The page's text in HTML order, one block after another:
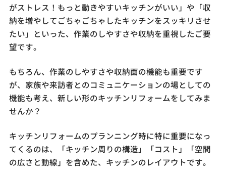
がストレス！もっと動きやすいキッチンがいい」や「収
納を増やしてごちゃごちゃしたキッチンをスッキリさせ
たい」といった、作業のしやすさや収納を重視したご要
望です。
もちろん、作業のしやすさや収納面の機能も重要です
が、家族や来訪者とのコミュニケーションの場としての
機能も考え、新しい形のキッチンリフォームをしてみま
せんか？
キッチンリフォームのプランニング時に特に重要になっ
てくるのは、「キッチン周りの構造」「コスト」「空間
の広さと動線」を含めた、キッチンのレイアウトです。